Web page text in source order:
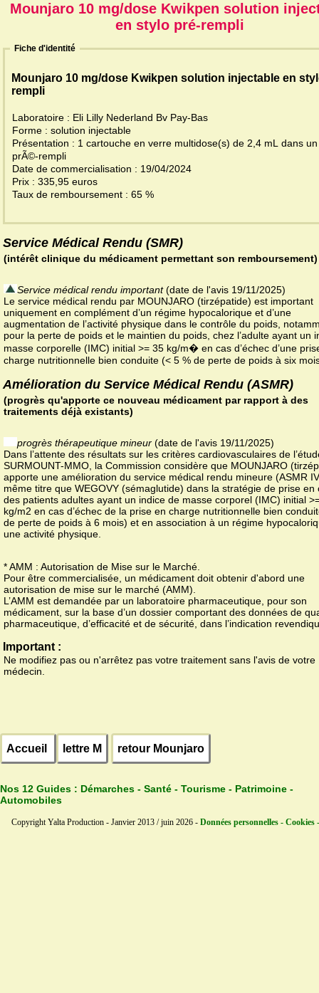
Mounjaro 10 mg/dose Kwikpen solution
en stylo pré-rempli
Fiche d'identité
Mounjaro 10 mg/dose Kwikpen solution injectable en
rempli
Laboratoire : Eli Lilly Nederland Bv Pay-Bas
Forme : solution injectable
Présentation : 1 cartouche en verre multidose(s) de 2,4 mL dans
prÃ©-rempli
Date de commercialisation : 19/04/2024
Prix : 335,95 euros
Taux de remboursement : 65 %
Service Médical Rendu (SMR)
(intérêt clinique du médicament permettant son remboursement)
Service médical rendu important(date de l'avis 19/11/2025)
Le service médical rendu par MOUNJARO (tirzépatide) est important
uniquement en complément d’un régime hypocalorique et d’une
augmentation de l’activité physique dans le contrôle du poids,
pour la perte de poids et le maintien du poids, chez l’adulte ayant un
masse corporelle (IMC) initial >= 35 kg/m� en cas d’échec d’une
charge nutritionnelle bien conduite (< 5 % de perte de poids à six
Amélioration du Service Médical Rendu (ASMR)
(progrès qu'apporte ce nouveau médicament par rapport à des
traitements déjà existants)
progrès thérapeutique mineur (date de l'avis 19/11/2025)
Dans l’attente des résultats sur les critères cardiovasculaires de
SURMOUNT-MMO, la Commission considère que MOUNJARO
apporte une amélioration du service médical rendu mineure (ASMR
même titre que WEGOVY (sémaglutide) dans la stratégie de prise en
des patients adultes ayant un indice de masse corporel (IMC) initial
kg/m2 en cas d’échec de la prise en charge nutritionnelle bien
de perte de poids à 6 mois) et en association à un régime
une activité physique.
* AMM : Autorisation de Mise sur le Marché.
Pour être commercialisée, un médicament doit obtenir d'abord une
autorisation de mise sur le marché (AMM).
L’AMM est demandée par un laboratoire pharmaceutique, pour son
médicament, sur la base d’un dossier comportant des données de
pharmaceutique, d’efficacité et de sécurité, dans l’indication
Important :
Ne modifiez pas ou n'arrêtez pas votre traitement sans l'avis de votre
médecin.
Accueil lettre M retour Mounjaro
Nos 12 Guides : Démarches - Santé - Tourisme - Patrimoine -
Automobiles
Copyright Yalta Production - Janvier 2013 / juin 2026 - Données personnelles - Cookies